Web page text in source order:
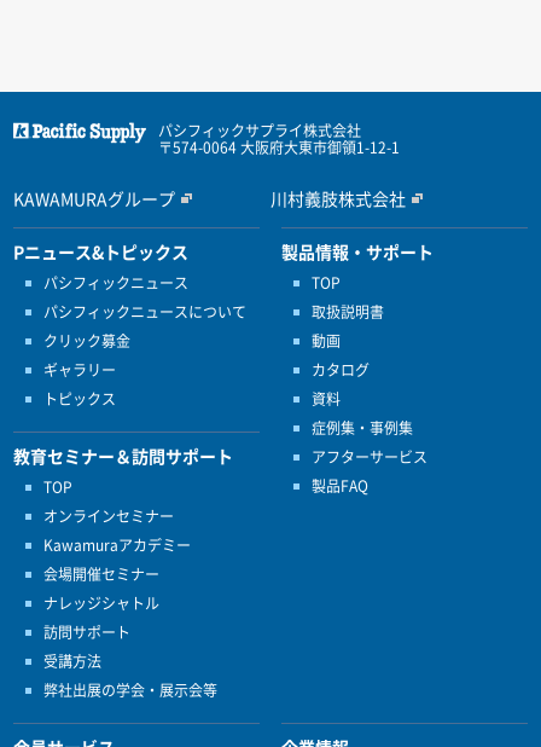
パシフィックサプライ株式会社
〒574-0064 大阪府大東市御領1-12-1
KAWAMURAグループ 川村義肢株式会社
Pニュース&トピックス
パシフィックニュース
パシフィックニュースについて
クリック募金
ギャラリー
トピックス
教育セミナー＆訪問サポート
TOP
オンラインセミナー
Kawamuraアカデミー
会場開催セミナー
ナレッジシャトル
訪問サポート
受講方法
弊社出展の学会・展示会等
製品情報・サポート
TOP
取扱説明書
動画
カタログ
資料
症例集・事例集
アフターサービス
製品FAQ